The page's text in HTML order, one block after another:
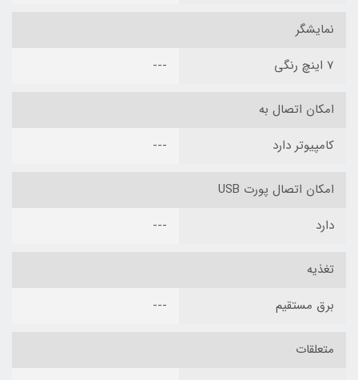
نمایشگر
7 اینچ رنگی
---
امکان اتصال به
کامپیوتر دارد
---
امکان اتصال پورت USB
دارد
---
تغذیه
برق مستقیم
---
متعلقات